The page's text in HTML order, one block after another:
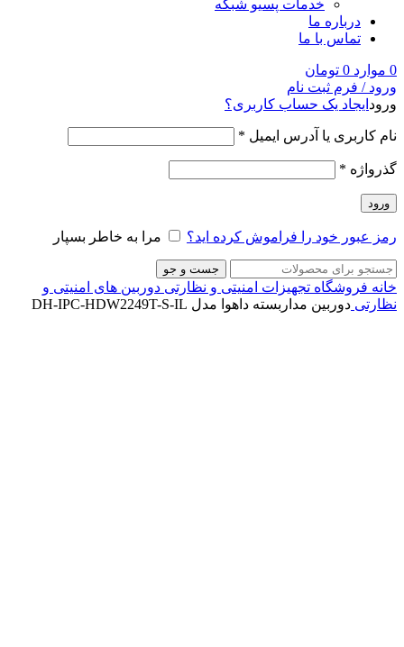
خدمات پسیو شبکه
درباره ما
تماس با ما
0 موارد 0 تومان
ورود / فرم ثبت نام
ورود ایجاد یک حساب کاربری؟
نام کاربری یا آدرس ایمیل *
گذرواژه *
ورود
رمز عبور خود را فراموش کرده اید؟ مرا به خاطر بسپار
جست و جو
خانه فروشگاه تجهیزات امنیتی و نظارتی دوربین های امنیتی و
نظارتی دوربین مداربسته داهوا مدل DH-IPC-HDW2249T-S-IL